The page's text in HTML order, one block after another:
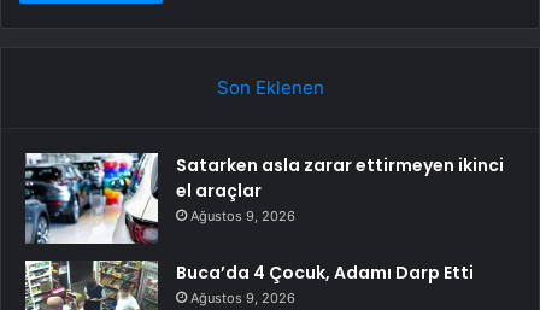
Son Eklenen
Satarken asla zarar ettirmeyen ikinci
el araçlar
Ağustos 9, 2026
Buca’da 4 Çocuk, Adamı Darp Etti
Ağustos 9, 2026